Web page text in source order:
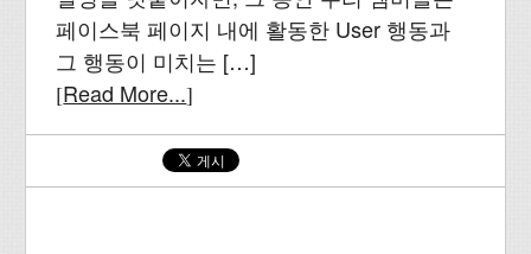
페이스북 페이지 내에 활동한 User 행동과
그 행동이 미치는 […]
[Read More...]